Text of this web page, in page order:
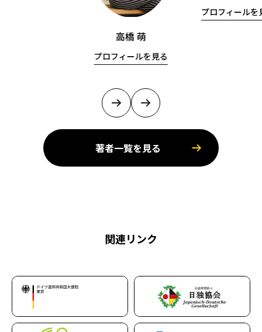
高橋 萌
プロフィールを見る
プロフィールを
著者一覧を見る
関連リンク